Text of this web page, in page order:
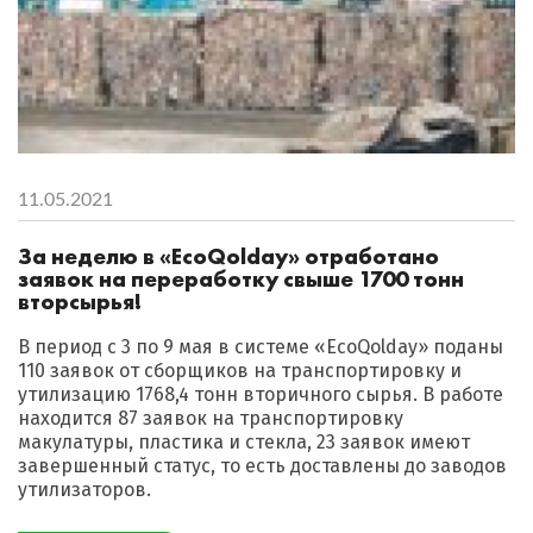
11.05.2021
За неделю в «EcoQolday» отработано
заявок на переработку свыше 1700 тонн
вторсырья!
В период с 3 по 9 мая в системе «EcoQolday» поданы
110 заявок от сборщиков на транспортировку и
утилизацию 1768,4 тонн вторичного сырья. В работе
находится 87 заявок на транспортировку
макулатуры, пластика и стекла, 23 заявок имеют
завершенный статус, то есть доставлены до заводов
утилизаторов.